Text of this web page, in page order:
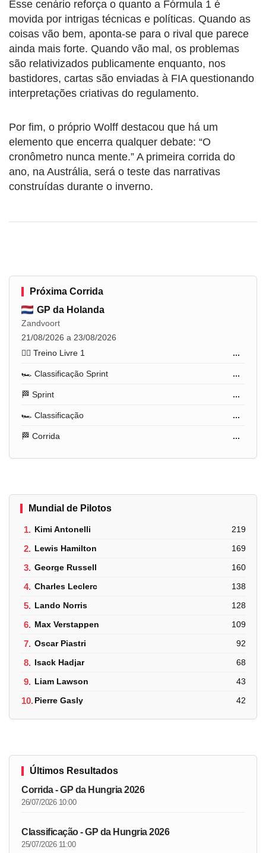
Esse cenário reforça o quanto a Fórmula 1 é
movida por intrigas técnicas e políticas. Quando as
coisas vão bem, aponta-se para o rival que parece
ainda mais forte. Quando vão mal, os problemas
são relativizados publicamente enquanto, nos
bastidores, cartas são enviadas à FIA questionando
interpretações criativas do regulamento.
Por fim, o próprio Wolff destacou que há um
elemento que encerra qualquer debate: “O
cronômetro nunca mente.” A primeira corrida do
ano, na Austrália, será o teste das narrativas
construídas durante o inverno.
Próxima Corrida
GP da Holanda
Zandvoort
21/08/2026 a 23/08/2026
🏋️‍♂️ Treino Livre 1
...
🏎️ Classificação Sprint ...
🏁 Sprint ...
🏎️ Classificação ...
🏁 Corrida ...
Mundial de Pilotos
1. Kimi Antonelli 219
2. Lewis Hamilton 169
3. George Russell 160
4. Charles Leclerc 138
5. Lando Norris 128
6. Max Verstappen 109
7. Oscar Piastri 92
8. Isack Hadjar 68
9. Liam Lawson 43
10.Pierre Gasly 42
Últimos Resultados
Corrida - GP da Hungria 2026
26/07/2026 10:00
Classificação - GP da Hungria 2026
25/07/2026 11:00